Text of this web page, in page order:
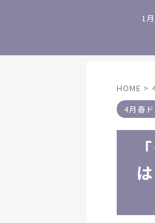
1
HOME >
4月春